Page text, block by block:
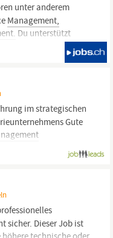
unter anderem
Management,
Du unterstützt
befähigst unseren
Trainings in der
im strategischen
Gute
interkulturelle
Sehr gute
sicher. Dieser Job ist